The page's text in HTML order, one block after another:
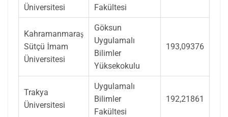
Üniversitesi
Fakültesi
Kahramanmaraş
Sütçü İmam
Üniversitesi
Göksun
Uygulamalı
Bilimler
Yüksekokulu
193,09376
Trakya
Üniversitesi
Uygulamalı
Bilimler
Fakültesi
192,21861